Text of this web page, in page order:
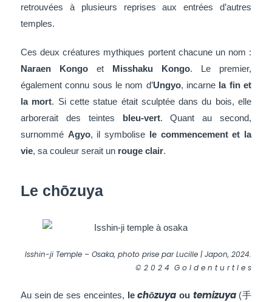
retrouvées à plusieurs reprises aux entrées d’autres
temples.
Ces deux créatures mythiques portent chacune un nom :
Naraen Kongo et Misshaku Kongo. Le premier,
également connu sous le nom d’Ungyo, incarne la fin et
la mort. Si cette statue était sculptée dans du bois, elle
arborerait des teintes bleu-vert. Quant au second,
surnommé Agyo, il symbolise le commencement et la
vie, sa couleur serait un rouge clair.
Le chōzuya
Isshin-ji Temple – Osaka, photo prise par Lucille | Japon, 2024.
© 2 0 2 4 G o l d e n t u r t l e s
Au sein de ses enceintes, lechōzuya ou temizuya(手